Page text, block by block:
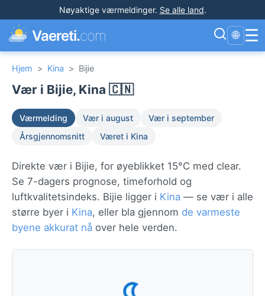
Nøyaktige værmeldinger. Se alle land.
Vaereti.com 🌐 ☰
Hjem > Kina > Bijie
Vær i Bijie, Kina 🇨🇳
Værmelding Vær i august
Vær i september
Årsgjennomsnitt
Været i Kina
Direkte vær i Bijie, for øyeblikket 15°C med clear.
Se 7-dagers prognose, timeforhold og
luftkvalitetsindeks. Bijie ligger i Kina — se vær i alle
større byer i Kina, eller bla gjennom de varmeste
byene akkurat nå over hele verden.